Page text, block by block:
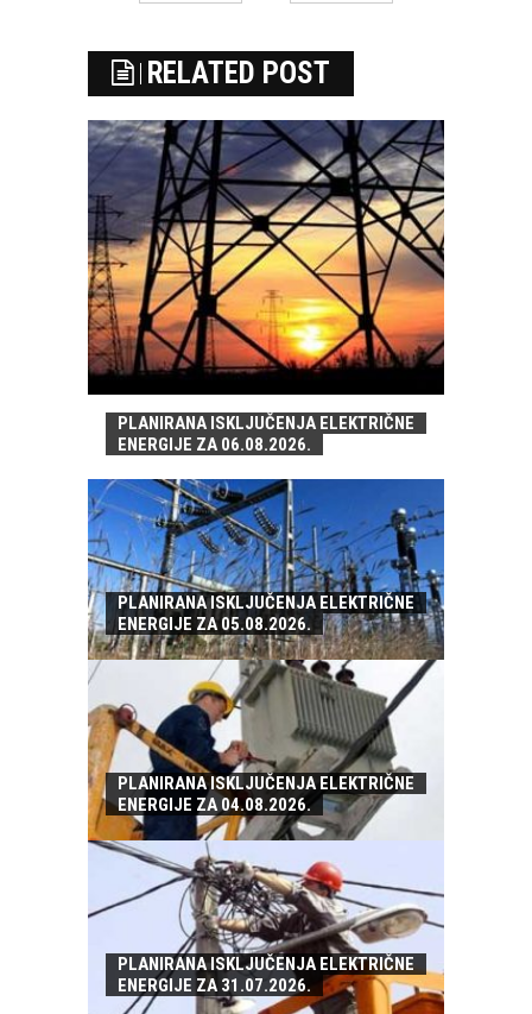
RELATED POST
PLANIRANA ISKLJUČENJA ELEKTRIČNE
ENERGIJE ZA 06.08.2026.
PLANIRANA ISKLJUČENJA ELEKTRIČNE
ENERGIJE ZA 05.08.2026.
PLANIRANA ISKLJUČENJA ELEKTRIČNE
ENERGIJE ZA 04.08.2026.
PLANIRANA ISKLJUČENJA ELEKTRIČNE
ENERGIJE ZA 31.07.2026.